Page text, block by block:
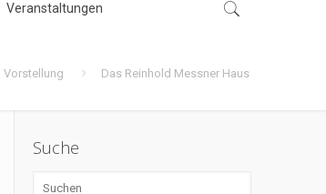
Veranstaltungen
Vorstellung Das Reinhold Messner Haus
Suche